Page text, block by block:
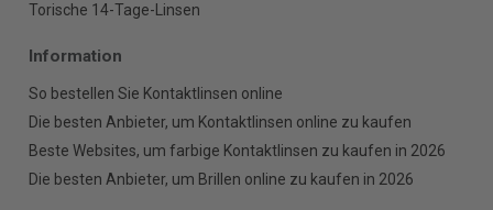
Torische 14-Tage-Linsen
Information
So bestellen Sie Kontaktlinsen online
Die besten Anbieter, um Kontaktlinsen online zu kaufen
Beste Websites, um farbige Kontaktlinsen zu kaufen in 2026
Die besten Anbieter, um Brillen online zu kaufen in 2026